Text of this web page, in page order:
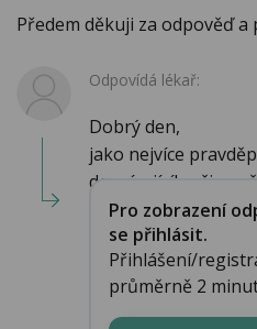
Předem děkuji za odpověď a
Odpovídá lékař:
Dobrý den,
jako nejvíce
doznívajícího či nově
Pro zobrazení
se přihlásit.
Přihlášení/
průměrně 2